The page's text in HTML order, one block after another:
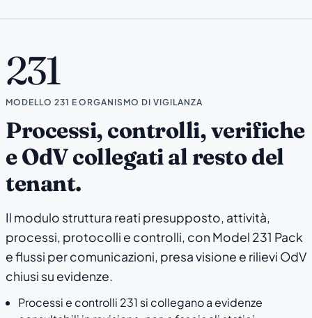
231
MODELLO 231 E ORGANISMO DI VIGILANZA
Processi, controlli, verifiche
e OdV collegati al resto del
tenant.
Il modulo struttura reati presupposto, attività,
processi, protocolli e controlli, con Model 231 Pack
e flussi per comunicazioni, presa visione e rilievi OdV
chiusi su evidenze.
Processi e controlli 231 si collegano a evidenze